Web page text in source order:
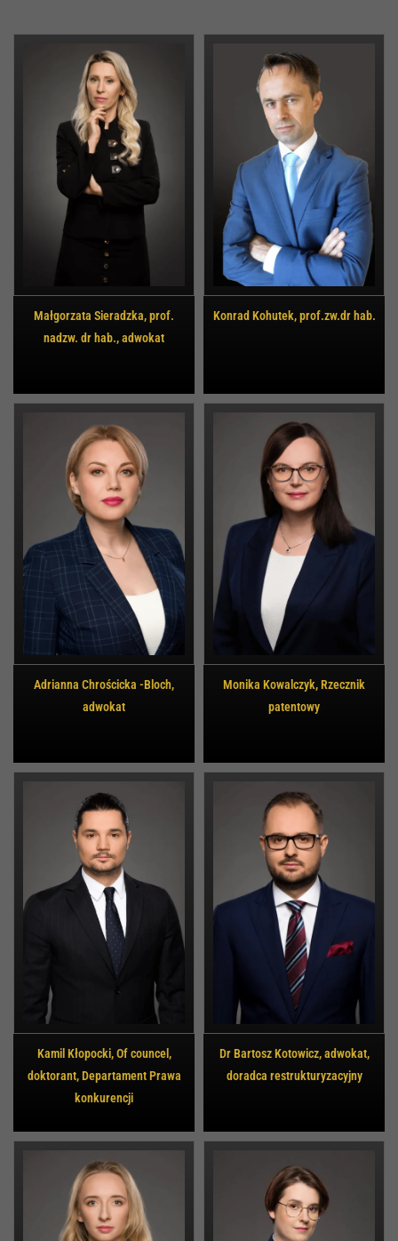
Małgorzata Sieradzka, prof.
nadzw. dr hab., adwokat
Konrad Kohutek, prof.zw.dr hab.
Adrianna Chrościcka -Bloch,
adwokat
Monika Kowalczyk, Rzecznik
patentowy
Kamil Kłopocki, Of councel,
doktorant, Departament Prawa
konkurencji
Dr Bartosz Kotowicz, adwokat,
doradca restrukturyzacyjny